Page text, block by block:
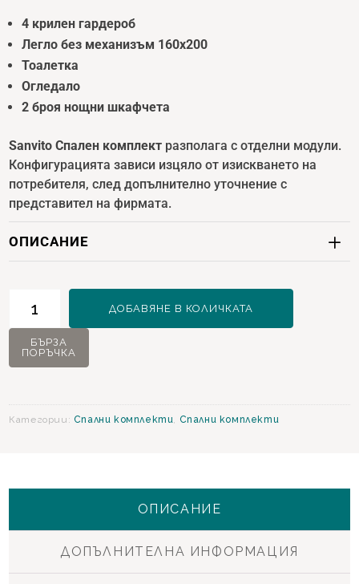
4 крилен гардероб
Легло без механизъм 160х200
Тоалетка
Огледало
2 броя нощни шкафчета
Sanvito Спален комплект разполага с отделни модули.
Конфигурацията зависи изцяло от изискването на
потребителя, след допълнително уточнение с
представител на фирмата.
ОПИСАНИЕ
Sanvito
Спален
ДОБАВЯНЕ В КОЛИЧКАТА
БЪРЗА
ПОРЪЧКА
Категории: Спални комплекти, Спални комплекти
ОПИСАНИЕ
ДОПЪЛНИТЕЛНА ИНФОРМАЦИЯ